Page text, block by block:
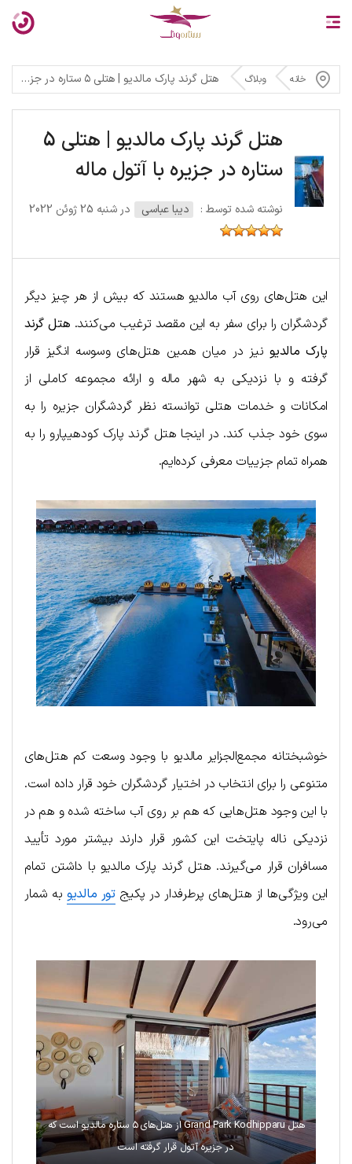
خانه وبلاگ هتل گرند پارک مالدیو | هتلی ۵ ستاره در جزیره با آتول ماله
هتل گرند پارک مالدیو | هتلی 5
ستاره در جزیره با آتول ماله
نوشته شده توسط : دیبا عباسی در شنبه 25 ژوئن 2022
این هتل‌های روی آب مالدیو هستند که بیش از هر چیز دیگر
گردشگران را برای سفر به این مقصد ترغیب می‌کنند. هتل گرند
پارک مالدیونیز در میان همین هتل‌های وسوسه انگیز قرار
گرفته و با نزدیکی به شهر ماله و ارائه مجموعه کاملی از
امکانات و خدمات هتلی توانسته نظر گردشگران جزیره را به
سوی خود جذب کند. در اینجا هتل گرند پارک کودهیپارو را به
همراه تمام جزییات معرفی کرده‌ایم.
خوشبختانه مجمع‌الجزایر مالدیو با وجود وسعت کم هتل‌های
متنوعی را برای انتخاب در اختیار گردشگران خود قرار داده است.
با این وجود هتل‌هایی که هم بر روی آب ساخته شده و هم در
نزدیکی ناله پایتخت این کشور قرار دارند بیشتر مورد تأیید
مسافران قرار می‌گیرند. هتل گرند پارک مالدیو با داشتن تمام
این ویژگی‌ها از هتل‌های پرطرفدار در پکیجتور مالدیوبه شمار
می‌رود.
هتل Grand Park Kodhipparu از هتل‌های ۵ ستاره مالدیو است که
در جزیره آتول قرار گرفته است